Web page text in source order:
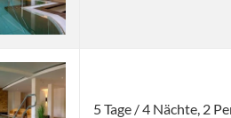
5 Tage / 4 Nächte, 2